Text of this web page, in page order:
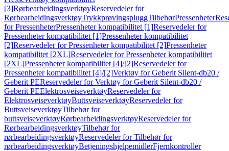
[3]RørbearbeidingsverktøyReservedeler for
RørbearbeidingsverktøyTrykkprøvingspluggTilbehørPressenheter
for PressenheterPressenheter kompatibilitet [1]Reservedeler for
Pressenheter kompatibilitet [1]Pressenheter kompatibilitet
[2]Reservedeler for Pressenheter kompatibilitet [2]Pressenheter
kompatibilitet [2XL]Reservedeler for Pressenheter kompatibilitet
[2XL]Pressenheter kompatibilitet [4]/[2]Reservedeler for
Pressenheter kompatibilitet [4]/[2]Verktøy for Geberit Silent-db20 /
Geberit PEReservedeler for Verktøy for Geberit Silent-db20 /
Geberit PEElektrosveiseverktøyReservedeler for
ElektrosveiseverktøyButtsveiseverktøyReservedeler for
ButtsveiseverktøyTilbehør for
buttsveiseverktøyRørbearbeidingsverktøyReservedeler for
RørbearbeidingsverktøyTilbehør for
rørbearbeidingsverktøyReservedeler for Tilbehør for
rørbearbeidingsverktøyBetjeningshjelpemidlerFjernkontroller